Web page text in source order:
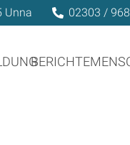
Unna 02303 /
BERICHTE